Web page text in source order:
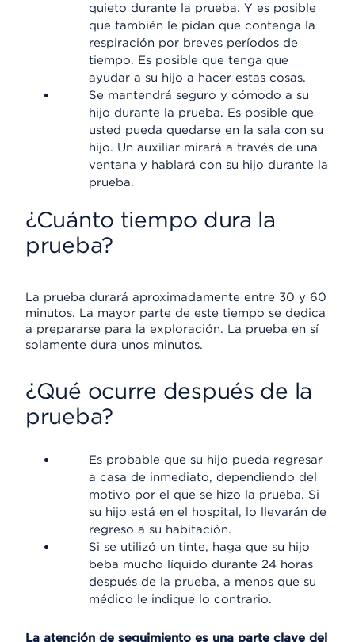
quieto durante la prueba. Y es posible
que también le pidan que contenga la
respiración por breves períodos de
tiempo. Es posible que tenga que
ayudar a su hijo a hacer estas cosas.
Se mantendrá seguro y cómodo a su
hijo durante la prueba. Es posible que
usted pueda quedarse en la sala con su
hijo. Un auxiliar mirará a través de una
ventana y hablará con su hijo durante la
prueba.
¿Cuánto tiempo dura la
prueba?
La prueba durará aproximadamente entre 30 y 60
minutos. La mayor parte de este tiempo se dedica
a prepararse para la exploración. La prueba en sí
solamente dura unos minutos.
¿Qué ocurre después de la
prueba?
Es probable que su hijo pueda regresar
a casa de inmediato, dependiendo del
motivo por el que se hizo la prueba. Si
su hijo está en el hospital, lo llevarán de
regreso a su habitación.
Si se utilizó un tinte, haga que su hijo
beba mucho líquido durante 24 horas
después de la prueba, a menos que su
médico le indique lo contrario.
La atención de seguimiento es una parte clave del